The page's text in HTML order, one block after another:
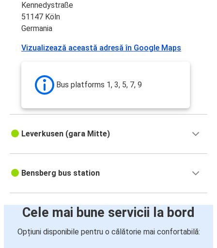
Kennedystraße
51147 Köln
Germania
Vizualizează această adresă în Google Maps
Bus platforms 1, 3, 5, 7, 9
Leverkusen (gara Mitte)
Bensberg bus station
Cele mai bune servicii la bord
Opțiuni disponibile pentru o călătorie mai confortabilă: